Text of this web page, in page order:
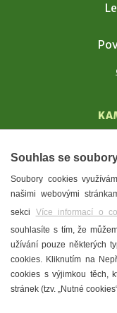
Souhlas se
Soubory cookies
našimi webovými
sekci Více informací o
souhlasíte s tím, že
užívání pouze některých
cookies. Kliknutím na
cookies s výjimkou těch,
stránek (tzv. „Nutné